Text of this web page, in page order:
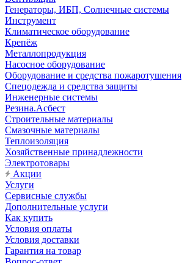
Генераторы, ИБП, Солнечные системы
Инструмент
Климатическое оборудование
Крепёж
Металлопродукция
Насосное оборудование
Оборудование и средства пожаротушения
Спецодежда и средства защиты
Инженерные системы
Резина.Асбест
Строительные материалы
Смазочные материалы
Теплоизоляция
Хозяйственные принадлежности
Электротовары
Акции
Услуги
Сервисные службы
Дополнительные услуги
Как купить
Условия оплаты
Условия доставки
Гарантия на товар